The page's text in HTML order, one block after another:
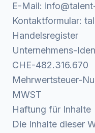
E-Mail:
Kontaktformular:
Handelsregister
Unternehmens-
CHE-482.316.670
Mehrwertsteuer-
MWST
Haftung für Inhalte
Die Inhalte dieser